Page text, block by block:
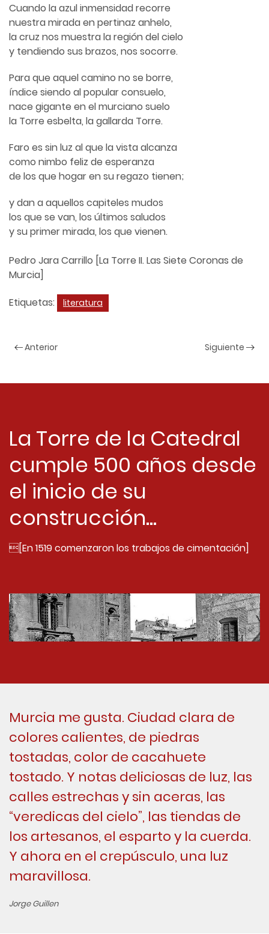
Cuando la azul inmensidad recorre
nuestra mirada en pertinaz anhelo,
la cruz nos muestra la región del cielo
y tendiendo sus brazos, nos socorre.
Para que aquel camino no se borre,
índice siendo al popular consuelo,
nace gigante en el murciano suelo
la Torre esbelta, la gallarda Torre.
Faro es sin luz al que la vista alcanza
como nimbo feliz de esperanza
de los que hogar en su regazo tienen;
y dan a aquellos capiteles mudos
los que se van, los últimos saludos
y su primer mirada, los que vienen.
Pedro Jara Carrillo [La Torre II. Las Siete Coronas de
Murcia]
Etiquetas:
literatura
Anterior Siguiente
La Torre de la Catedral
cumple 500 años desde
el inicio de su
construcción...
[En 1519 comenzaron los trabajos de cimentación]
Murcia me gusta. Ciudad clara de
colores calientes, de piedras
tostadas, color de cacahuete
tostado. Y notas deliciosas de luz, las
calles estrechas y sin aceras, las
“veredicas del cielo”, las tiendas de
los artesanos, el esparto y la cuerda.
Y ahora en el crepúsculo, una luz
maravillosa.
Jorge Guillen